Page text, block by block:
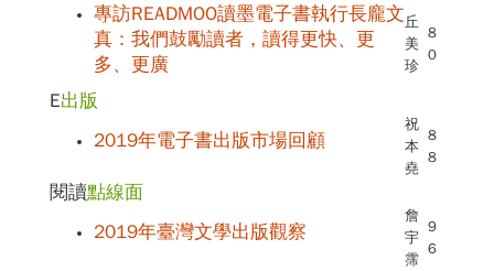
專訪READMOO讀墨電子書執行長龐文
真：我們鼓勵讀者，讀得更快、更
多、更廣
丘
美
珍
8
0
E出版
2019年電子書出版市場回顧
祝
本
堯
8
8
閱讀點線面
2019年臺灣文學出版觀察
詹
宇
霈
9
6